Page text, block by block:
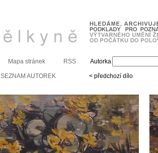
Mapa stránek RSS Autorka
SEZNAM AUTOREK < předchozí dílo